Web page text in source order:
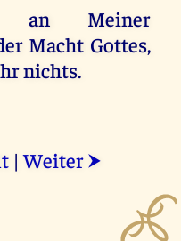
an Meiner
Macht Gottes,
nichts.
|Weiter ⮞